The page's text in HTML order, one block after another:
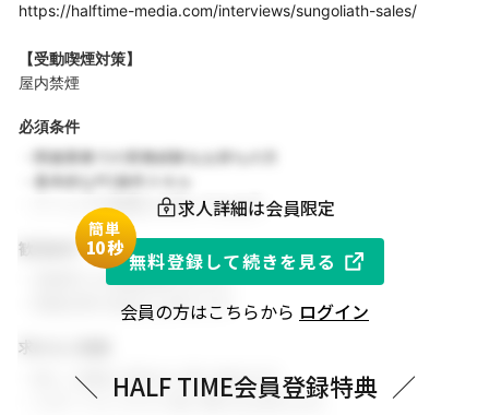
https://halftime-media.com/interviews/sungoliath-sales/
【受動喫煙対策】
屋内禁煙
必須条件
・関連業務での実務経験をお持ちの方
・基本的なPC操作スキル
・チームでの協働を大切にできる方
歓迎条件
・同業界での就業経験がある方
・関連分野の知見をお持ちの方
求める人物像
・新しい挑戦に前向きに取り組める方
・スポーツビジネスに強い関心をお持ちの方
求人詳細は会員限定
簡単
10秒
無料登録して続きを見る
会員の方はこちらから ログイン
＼ HALF TIME会員登録特典 ／